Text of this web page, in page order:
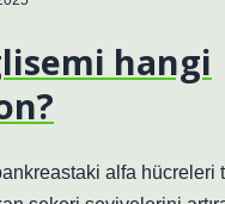
hangi
alfa hücreleri